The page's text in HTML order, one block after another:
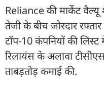
Reliance की मार्केट
तेजी के बीच जोरदार
टॉप-10 कंपनियों की
रिलायंस के अलावा
ताबड़तोड़ कमाई की.